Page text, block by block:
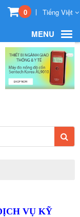
MENU
0 Tiếng Việt
VỤ KỸ